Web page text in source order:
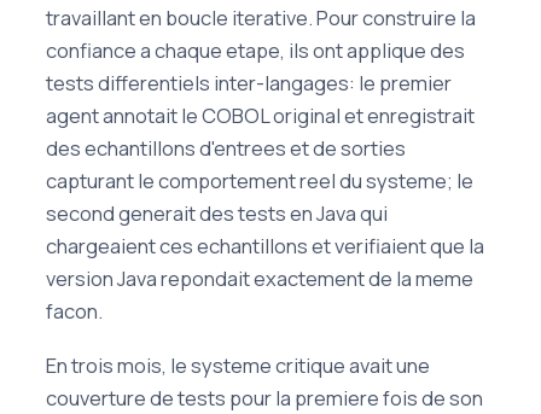
travaillant en boucle iterative. Pour construire la
confiance a chaque etape, ils ont applique des
tests differentiels inter-langages: le premier
agent annotait le COBOL original et enregistrait
des echantillons d'entrees et de sorties
capturant le comportement reel du systeme; le
second generait des tests en Java qui
chargeaient ces echantillons et verifiaient que la
version Java repondait exactement de la meme
facon.
En trois mois, le systeme critique avait une
couverture de tests pour la premiere fois de son